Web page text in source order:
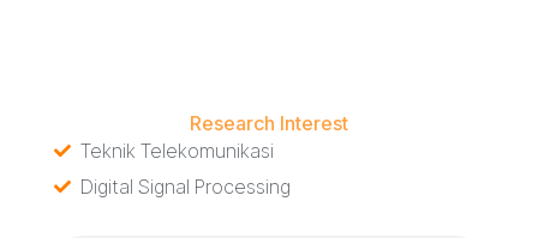
Research Interest
Teknik Telekomunikasi
Digital Signal Processing